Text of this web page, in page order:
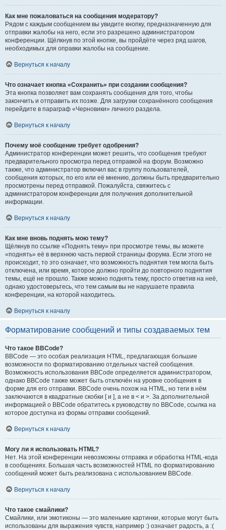
Как мне пожаловаться на сообщения модератору?
Рядом с каждым сообщением вы увидите кнопку, предназначенную для
отправки жалобы на него, если это разрешено администратором
конференции. Щёлкнув по этой кнопке, вы пройдёте через ряд шагов,
необходимых для оправки жалобы на сообщение.
Вернуться к началу
Что означает кнопка «Сохранить» при создании сообщения?
Эта кнопка позволяет вам сохранять сообщения для того, чтобы
закончить и отправить их позже. Для загрузки сохранённого сообщения
перейдите в параграф «Черновики» личного раздела.
Вернуться к началу
Почему моё сообщение требует одобрения?
Администратор конференции может решить, что сообщения требуют
предварительного просмотра перед отправкой на форум. Возможно
также, что администратор включил вас в группу пользователей,
сообщения которых, по его или её мнению, должны быть предварительно
просмотрены перед отправкой. Пожалуйста, свяжитесь с
администратором конференции для получения дополнительной
информации.
Вернуться к началу
Как мне вновь поднять мою тему?
Щёлкнув по ссылке «Поднять тему» при просмотре темы, вы можете
«поднять» её в верхнюю часть первой страницы форума. Если этого не
происходит, то это означает, что возможность поднятия тем могла быть
отключена, или время, которое должно пройти до повторного поднятия
темы, ещё не прошло. Также можно поднять тему, просто ответив на неё,
однако удостоверьтесь, что тем самым вы не нарушаете правила
конференции, на которой находитесь.
Вернуться к началу
Форматирование сообщений и типы создаваемых тем
Что такое BBCode?
BBCode — это особая реализация HTML, предлагающая большие
возможности по форматированию отдельных частей сообщения.
Возможность использования BBCode определяется администратором,
однако BBCode также может быть отключён на уровне сообщения в
форме для его отправки. BBCode очень похож на HTML, но теги в нём
заключаются в квадратные скобки [ и ], а не в < и >. За дополнительной
информацией о BBCode обратитесь к руководству по BBCode, ссылка на
которое доступна из формы отправки сообщений.
Вернуться к началу
Могу ли я использовать HTML?
Нет. На этой конференции невозможны отправка и обработка HTML-кода
в сообщениях. Большая часть возможностей HTML по форматированию
сообщений может быть реализована с использованием BBCode.
Вернуться к началу
Что такое смайлики?
Смайлики, или эмотиконы — это маленькие картинки, которые могут быть
использованы для выражения чувств, например :) означает радость, а :(